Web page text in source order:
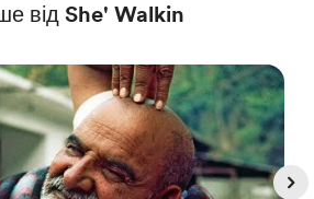
від She' Walkin